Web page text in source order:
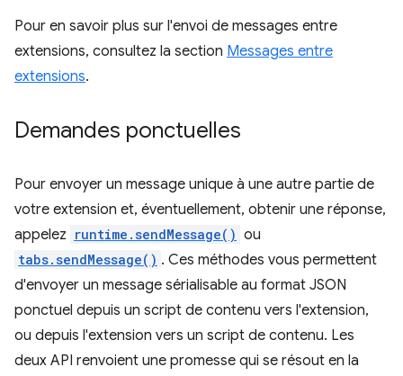
Pour en savoir plus sur l'envoi de messages entre
extensions, consultez la section Messages entre
extensions.
Demandes ponctuelles
Pour envoyer un message unique à une autre partie de
votre extension et, éventuellement, obtenir une réponse,
appelez runtime.sendMessage() ou
tabs.sendMessage() . Ces méthodes vous permettent
d'envoyer un message sérialisable au format JSON
ponctuel depuis un script de contenu vers l'extension,
ou depuis l'extension vers un script de contenu. Les
deux API renvoient une promesse qui se résout en la